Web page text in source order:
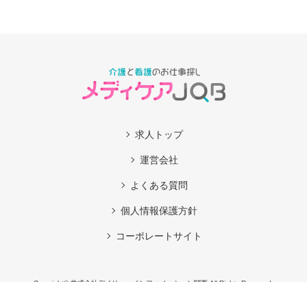
求人トップ
運営会社
よくある質問
個人情報保護方針
コーポレートサイト